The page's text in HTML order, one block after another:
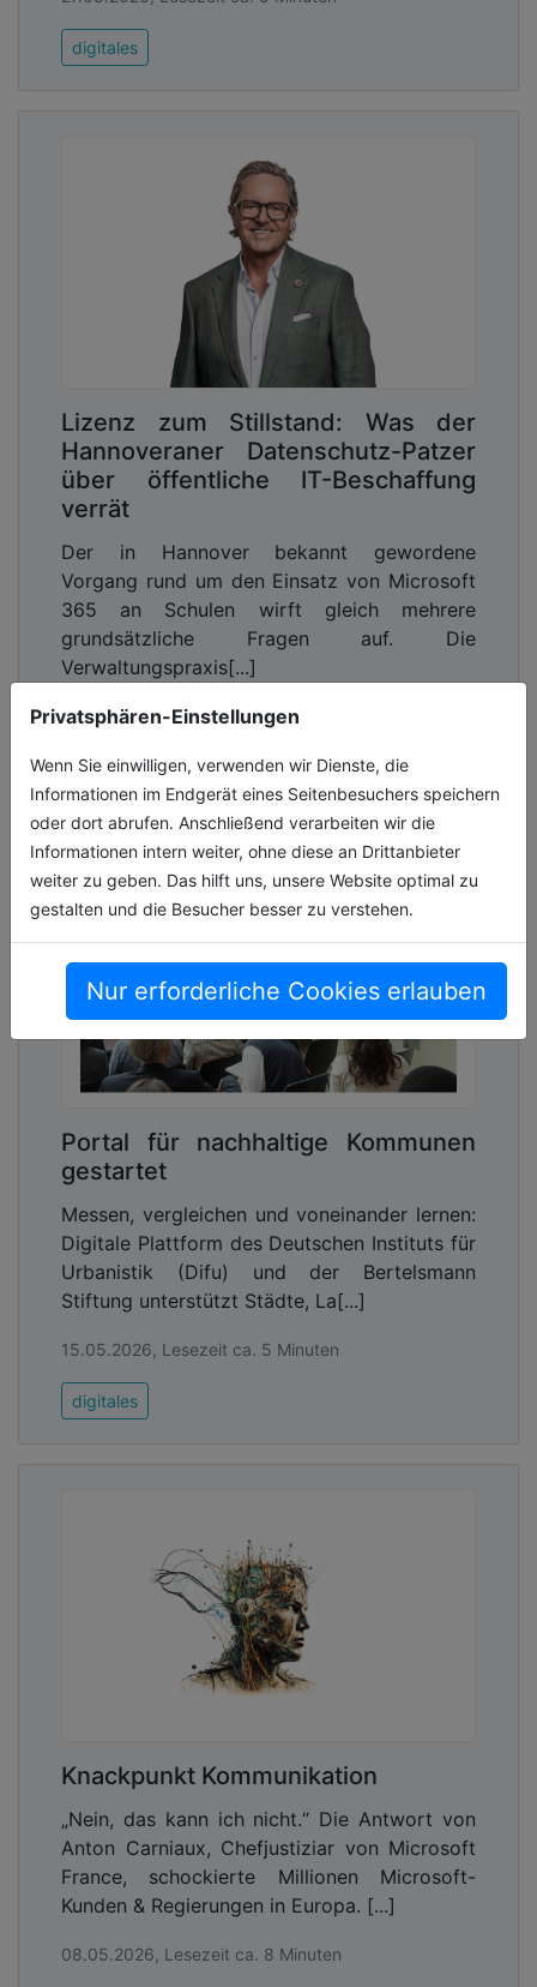
Privatsphären-Einstellungen
Wenn Sie einwilligen, verwenden wir Dienste, die
Informationen im Endgerät eines Seitenbesuchers speichern
oder dort abrufen. Anschließend verarbeiten wir die
Informationen intern weiter, ohne diese an Drittanbieter
weiter zu geben. Das hilft uns, unsere Website optimal zu
gestalten und die Besucher besser zu verstehen.
Nur erforderliche Cookies erlauben
digitales
Lizenz zum Stillstand: Was der
Hannoveraner Datenschutz-Patzer
über öffentliche IT-Beschaffung
verrät
Der in Hannover bekannt gewordene
Vorgang rund um den Einsatz von Microsoft
365 an Schulen wirft gleich mehrere
grundsätzliche Fragen auf. Die
Verwaltungspraxis[...]
19.05.2026, Lesezeit ca. 5 Minuten
digitales
Portal für nachhaltige Kommunen
gestartet
Messen, vergleichen und voneinander lernen:
Digitale Plattform des Deutschen Instituts für
Urbanistik (Difu) und der Bertelsmann
Stiftung unterstützt Städte, La[...]
15.05.2026, Lesezeit ca. 5 Minuten
digitales
Knackpunkt Kommunikation
„Nein, das kann ich nicht.“ Die Antwort von
Anton Carniaux, Chefjustiziar von Microsoft
France, schockierte Millionen Microsoft-
Kunden & Regierungen in Europa. [...]
08.05.2026, Lesezeit ca. 8 Minuten